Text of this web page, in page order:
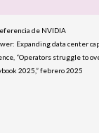
de NVIDIA
Expanding data center
“Operators struggle to
2025,” febrero 2025